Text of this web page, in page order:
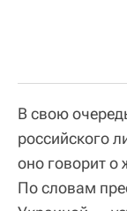
В свою
российского
оно говорит о
По словам